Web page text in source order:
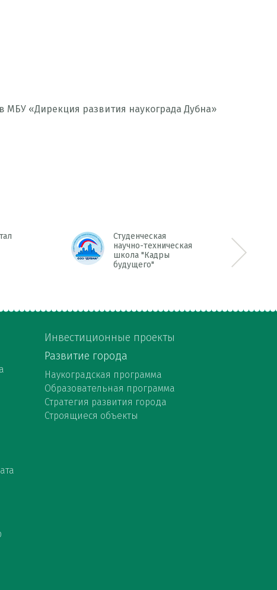
МБУ «Дирекция развития наукограда Дубна»
Студенческая
научно-техническая
школа "Кадры
будущего"
Next >>
Инвестиционные проекты
Развитие города
Наукоградская программа
Образовательная программа
Стратегия развития города
Строящиеся объекты